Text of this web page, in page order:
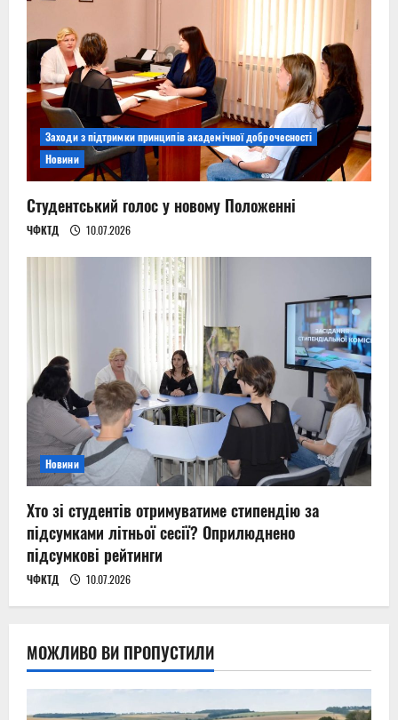
Заходи з підтримки принципів академічної доброчесності
Новини
Студентський голос у новому Положенні
ЧФКТД 10.07.2026
Новини
Хто зі студентів отримуватиме стипендію за
підсумками літньої сесії? Оприлюднено
підсумкові рейтинги
ЧФКТД 10.07.2026
МОЖЛИВО ВИ ПРОПУСТИЛИ